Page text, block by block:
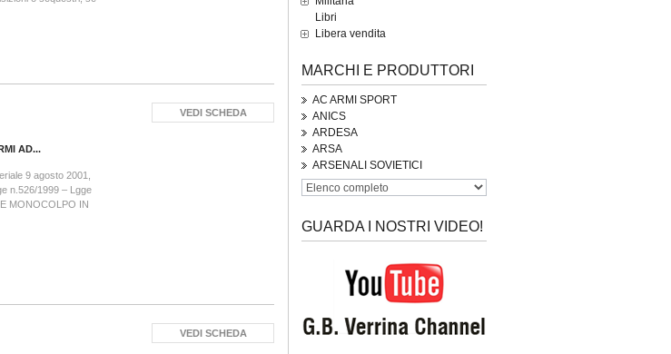
AD...
9 agosto 2001,
n.526/1999 – Lgge
MONOCOLPO IN
VEDI SCHEDA
VEDI SCHEDA
Libri
Libera vendita
MARCHI E PRODUTTORI
AC ARMI SPORT
ANICS
ARDESA
ARSA
ARSENALI SOVIETICI
GUARDA I NOSTRI VIDEO!